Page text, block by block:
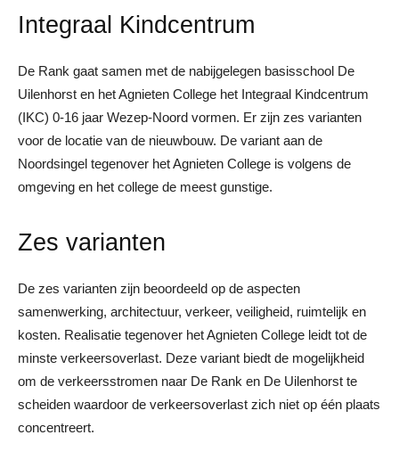
Integraal Kindcentrum
De Rank gaat samen met de nabijgelegen basisschool De
Uilenhorst en het Agnieten College het Integraal Kindcentrum
(IKC) 0-16 jaar Wezep-Noord vormen. Er zijn zes varianten
voor de locatie van de nieuwbouw. De variant aan de
Noordsingel tegenover het Agnieten College is volgens de
omgeving en het college de meest gunstige.
Zes varianten
De zes varianten zijn beoordeeld op de aspecten
samenwerking, architectuur, verkeer, veiligheid, ruimtelijk en
kosten. Realisatie tegenover het Agnieten College leidt tot de
minste verkeersoverlast. Deze variant biedt de mogelijkheid
om de verkeersstromen naar De Rank en De Uilenhorst te
scheiden waardoor de verkeersoverlast zich niet op één plaats
concentreert.